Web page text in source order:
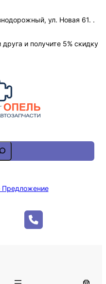
ул. Новая 61. .
и получите 5% скидку
S
Предложение